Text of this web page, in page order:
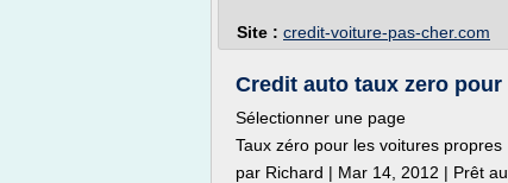
Site : credit-voiture-pas-cher.com
Credit auto taux zero
Sélectionner une page
Taux zéro pour les voitures propres
par Richard | Mar 14, 2012 | Prêt